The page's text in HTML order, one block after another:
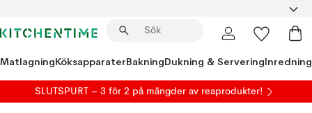
MatlagningKöksapparaterBakningDukning & ServeringInredning
SLUTSPURT – 3 för 2 på mängder av reaprodukter!